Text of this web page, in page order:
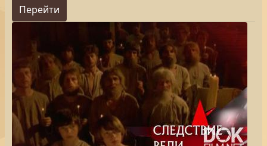
Перейти